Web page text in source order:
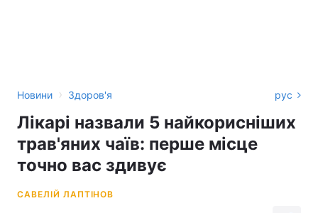
Новини › Здоров'я рус
Лікарі назвали 5 найкорисніших
трав'яних чаїв: перше місце
точно вас здивує
САВЕЛІЙ ЛАПТІНОВ